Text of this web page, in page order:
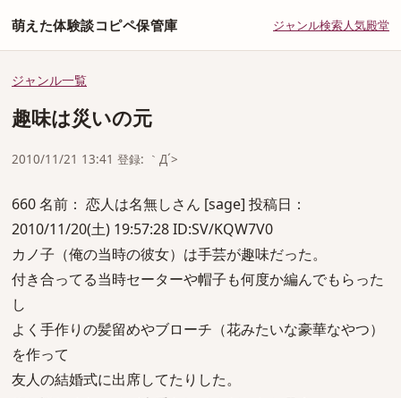
萌えた体験談コピペ保管庫 ジャンル検索人気殿堂
ジャンル一覧
趣味は災いの元
2010/11/21 13:41 登録: ｀Д´>
660 名前： 恋人は名無しさん [sage] 投稿日：
2010/11/20(土) 19:57:28 ID:SV/KQW7V0
カノ子（俺の当時の彼女）は手芸が趣味だった。
付き合ってる当時セーターや帽子も何度か編んでもらった
し
よく手作りの髪留めやブローチ（花みたいな豪華なやつ）
を作って
友人の結婚式に出席してたりした。